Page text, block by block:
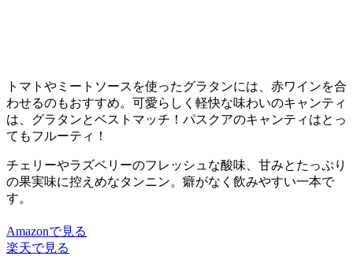
トマトやミートソースを使ったグラタンには、赤ワインを合
わせるのもおすすめ。可愛らしく軽快な味わいのキャンティ
は、グラタンとベストマッチ！パスクアのキャンティはとっ
てもフルーティ！
チェリーやラズベリーのフレッシュな酸味、甘みとたっぷり
の果実味に控えめなタンニン。癖がなく飲みやすい一本で
す。
Amazonで見る
楽天で見る